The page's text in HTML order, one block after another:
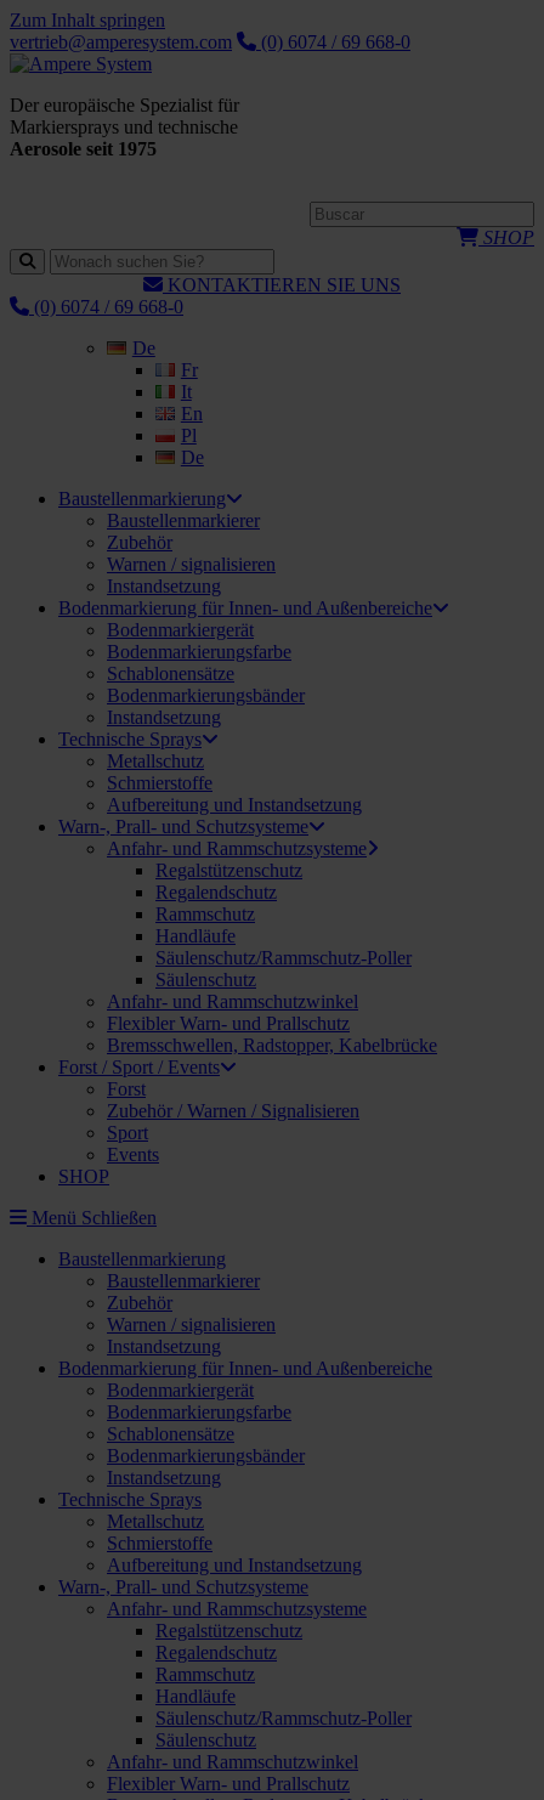
Zum Inhalt springen
vertrieb@amperesystem.com
(0) 6074 / 69 668-0
Der europäische Spezialist für
Markiersprays und technische
Aerosole seit 1975
SHOP
KONTAKTIEREN SIE UNS
(0) 6074 / 69 668-0
De
Fr
It
En
Pl
De
Baustellenmarkierung
Baustellenmarkierer
Zubehör
Warnen / signalisieren
Instandsetzung
Bodenmarkierung für Innen- und Außenbereiche
Bodenmarkiergerät
Bodenmarkierungsfarbe
Schablonensätze
Bodenmarkierungsbänder
Instandsetzung
Technische Sprays
Metallschutz
Schmierstoffe
Aufbereitung und Instandsetzung
Warn-, Prall- und Schutzsysteme
Anfahr- und Rammschutzsysteme
Regalstützenschutz
Regalendschutz
Rammschutz
Handläufe
Säulenschutz/Rammschutz-Poller
Säulenschutz
Anfahr- und Rammschutzwinkel
Flexibler Warn- und Prallschutz
Bremsschwellen, Radstopper, Kabelbrücke
Forst / Sport / Events
Forst
Zubehör / Warnen / Signalisieren
Sport
Events
SHOP
Menü Schließen
Baustellenmarkierung
Baustellenmarkierer
Zubehör
Warnen / signalisieren
Instandsetzung
Bodenmarkierung für Innen- und Außenbereiche
Bodenmarkiergerät
Bodenmarkierungsfarbe
Schablonensätze
Bodenmarkierungsbänder
Instandsetzung
Technische Sprays
Metallschutz
Schmierstoffe
Aufbereitung und Instandsetzung
Warn-, Prall- und Schutzsysteme
Anfahr- und Rammschutzsysteme
Regalstützenschutz
Regalendschutz
Rammschutz
Handläufe
Säulenschutz/Rammschutz-Poller
Säulenschutz
Anfahr- und Rammschutzwinkel
Flexibler Warn- und Prallschutz